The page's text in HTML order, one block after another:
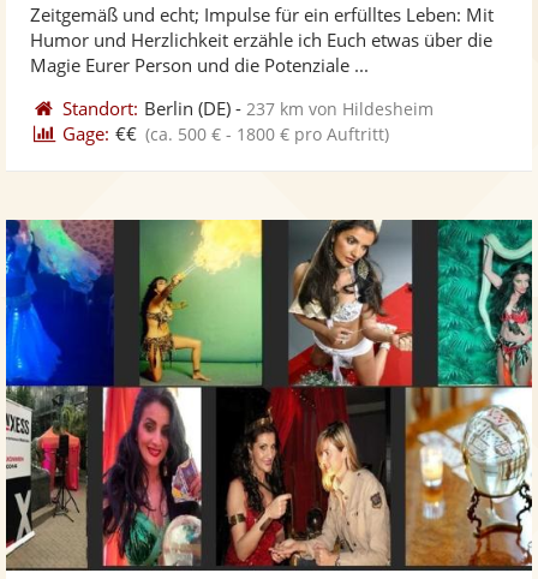
5
Zeitgemäß und echt; Impulse für ein erfülltes Leben: Mit
Humor und Herzlichkeit erzähle ich Euch etwas über die
Magie Eurer Person und die Potenziale ...
Standort: Berlin (DE) - 237 km von Hildesheim
Gage: €€ (ca. 500 € - 1800 € pro Auftritt)